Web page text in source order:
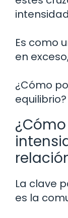
Es como
en
¿Cómo
equilibrio?
La clave
es la